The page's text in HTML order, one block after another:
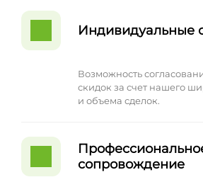
Индивидуальные
Возможность
скидок за счет нашего
и объема сделок.
сопровождение